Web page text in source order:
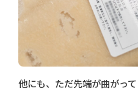
他にも、ただ先端が曲がっ